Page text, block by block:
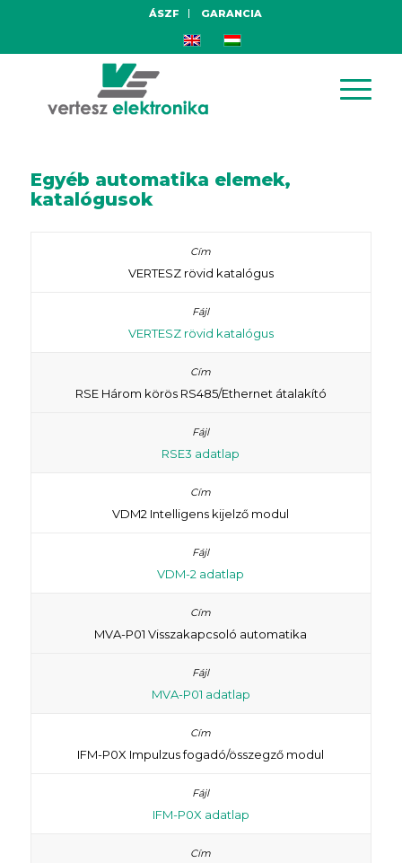
ÁSZF GARANCIA
Egyéb automatika elemek,
katalógusok
VERTESZ rövid katalógus
VERTESZ rövid katalógus
RSE Három körös RS485/Ethernet átalakító
RSE3 adatlap
VDM2 Intelligens kijelző modul
VDM-2 adatlap
MVA-P01 Visszakapcsoló automatika
MVA-P01 adatlap
IFM-P0X Impulzus fogadó/összegző modul
IFM-P0X adatlap